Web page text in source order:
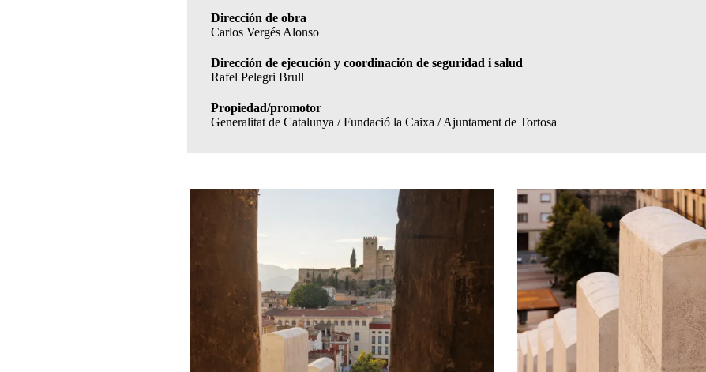
Dirección de obra
Carlos Vergés Alonso
Dirección de ejecución y coordinación de seguridad i salud
Rafel Pelegri Brull
Propiedad/promotor
Generalitat de Catalunya / Fundació la Caixa / Ajuntament de Tortosa